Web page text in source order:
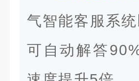
气智能客服系
可自动解答